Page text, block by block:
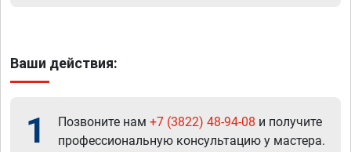
Ваши действия:
1 Позвоните нам +7 (3822) 48-94-08 и получите
профессиональную консультацию у мастера.